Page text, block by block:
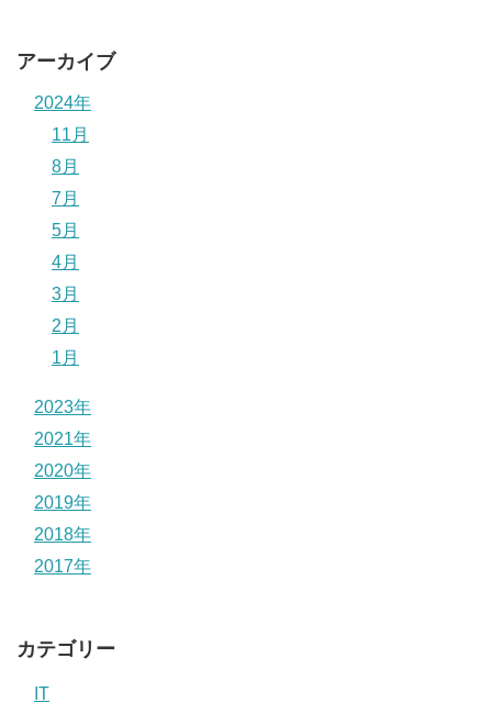
アーカイブ
2024年
11月
8月
7月
5月
4月
3月
2月
1月
2023年
2021年
2020年
2019年
2018年
2017年
カテゴリー
IT